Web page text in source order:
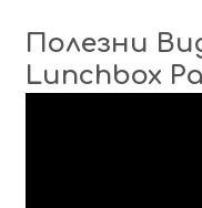
Полезни
Lunchbox